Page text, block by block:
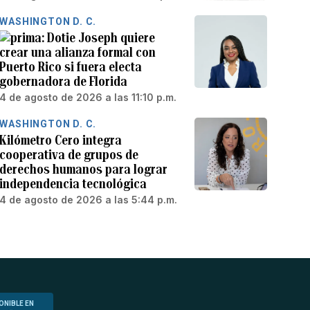
WASHINGTON D. C.
Dotie Joseph quiere
crear una alianza formal con
Puerto Rico si fuera electa
gobernadora de Florida
4 de agosto de 2026 a las 11:10 p.m.
WASHINGTON D. C.
Kilómetro Cero integra
cooperativa de grupos de
derechos humanos para lograr
independencia tecnológica
4 de agosto de 2026 a las 5:44 p.m.
EN